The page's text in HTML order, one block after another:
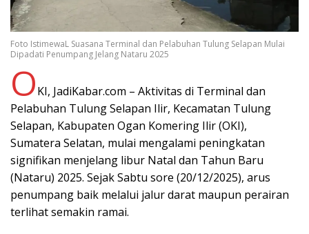
Foto IstimewaL Suasana Terminal dan Pelabuhan Tulung Selapan Mulai
Dipadati Penumpang Jelang Nataru 2025
OKI, JadiKabar.com – Aktivitas di Terminal dan
Pelabuhan Tulung Selapan Ilir, Kecamatan Tulung
Selapan, Kabupaten Ogan Komering Ilir (OKI),
Sumatera Selatan, mulai mengalami peningkatan
signifikan menjelang libur Natal dan Tahun Baru
(Nataru) 2025. Sejak Sabtu sore (20/12/2025), arus
penumpang baik melalui jalur darat maupun perairan
terlihat semakin ramai.